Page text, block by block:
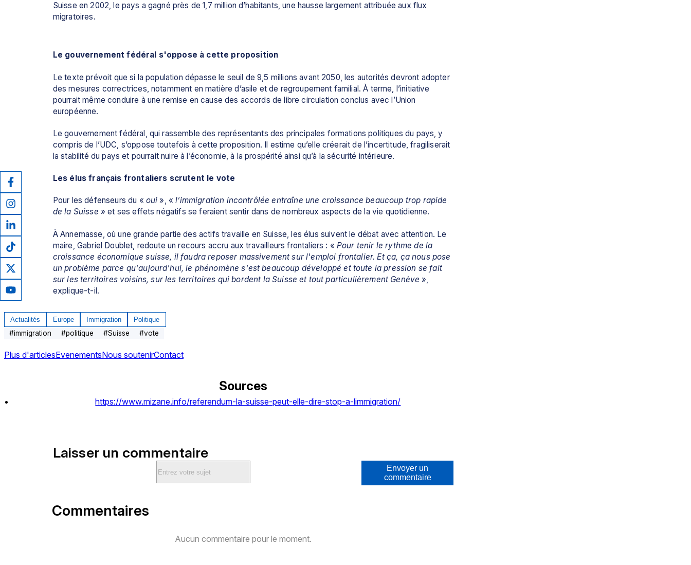
Suisse en 2002, le pays a gagné près de 1,7 million d’habitants, une hausse largement attribuée aux flux
migratoires.
Le gouvernement fédéral s'oppose à cette proposition
Le texte prévoit que si la population dépasse le seuil de 9,5 millions avant 2050, les autorités devront adopter
des mesures correctrices, notamment en matière d’asile et de regroupement familial. À terme, l’initiative
pourrait même conduire à une remise en cause des accords de libre circulation conclus avec l’Union
européenne.
Le gouvernement fédéral, qui rassemble des représentants des principales formations politiques du pays, y
compris de l’UDC, s’oppose toutefois à cette proposition. Il estime qu’elle créerait de l’incertitude, fragiliserait
la stabilité du pays et pourrait nuire à l’économie, à la prospérité ainsi qu’à la sécurité intérieure.
Les élus français frontaliers scrutent le vote
Pour les défenseurs du « oui », « l’immigration incontrôlée entraîne une croissance beaucoup trop rapide
de la Suisse » et ses effets négatifs se feraient sentir dans de nombreux aspects de la vie quotidienne.
À Annemasse , où une grande partie des actifs travaille en Suisse, les élus suivent le débat avec attention. Le
maire, Gabriel Doublet , redoute un recours accru aux travailleurs frontaliers : « Pour tenir le rythme de la
croissance économique suisse, il faudra reposer massivement sur l'emploi frontalier. Et ça, ça nous pose
un problème parce qu'aujourd'hui, le phénomène s'est beaucoup développé et toute la pression se fait
sur les territoires voisins, sur les territoires qui bordent la Suisse et tout particulièrement Genève »,
explique-t-il.
Actualités Europe Immigration Politique
#immigration #politique #Suisse #vote
Plus d'articlesEvenementsNous soutenirContact
Sources
https://www.mizane.info/referendum-la-suisse-peut-elle-dire-stop-a-limmigration/
Laisser un commentaire
Envoyer un
commentaire
Commentaires
Aucun commentaire pour le moment.